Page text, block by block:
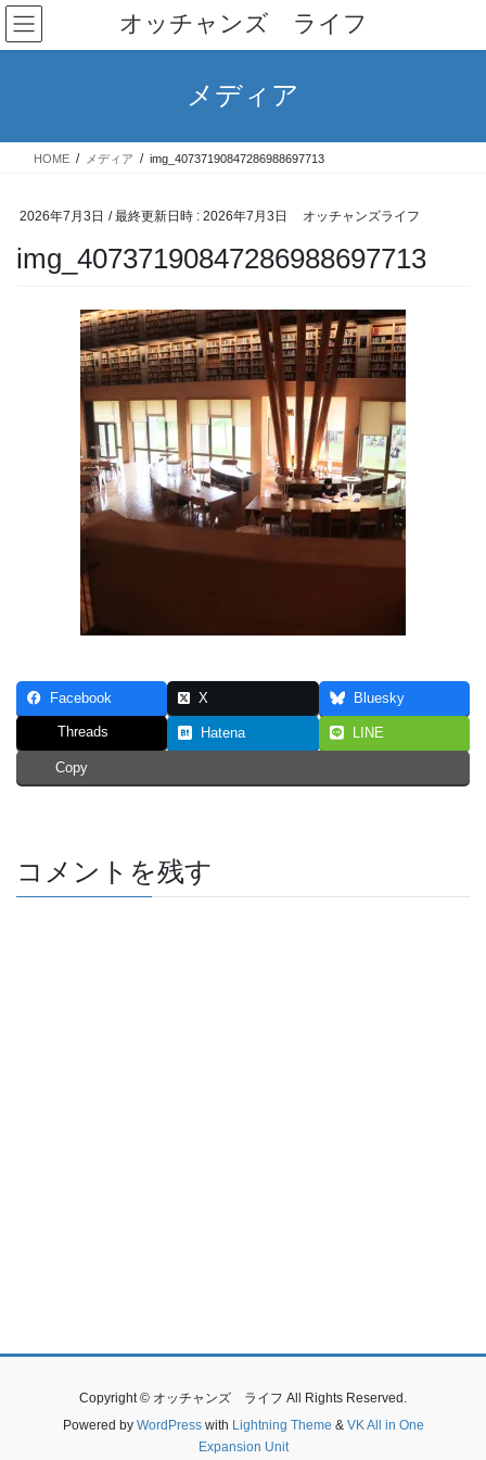
コ
ン
テ
ス
ナ
ビ
ゲ
ン
オッチャンズ ライフ
メディア
HOME メディア img_40737190847286988697713
2026年7月3日 / 最終更新日時 : 2026年7月3日 オッチャンズライフ
img_40737190847286988697713
Facebook X Bluesky
Threads Hatena LINE
Copy
コメントを残す
Copyright © オッチャンズ ライフ All Rights Reserved.
Powered by WordPresswith Lightning Theme & VK All in One
Expansion Unit